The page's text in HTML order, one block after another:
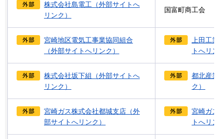
株式会社島電工（外部サイトへ
リンク）
国富町商工会
宮崎地区電気工事業協同組合
（外部サイトへリンク）
上田工
トへリ
株式会社坂下組（外部サイトへ
リンク）
都北産
ク）
宮崎ガス株式会社都城支店（外
部サイトへリンク）
宮崎ガ
トへリ